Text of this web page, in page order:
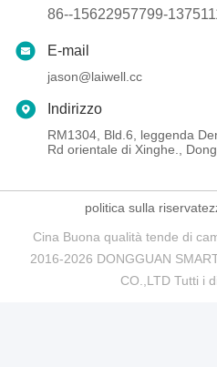
86--15622957799-
E-mail
jason@laiwell.cc
Indirizzo
RM1304, Bld.6, leggenda
Rd orientale di Xinghe.,
politica sulla
Cina Buona qualità tende di
2016-2026 DONGGUAN
CO.,LTD Tutti i